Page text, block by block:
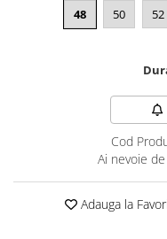
48 50 52
Cod
Ai nevoie
Adauga la